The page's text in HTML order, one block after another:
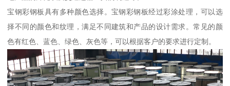
宝钢彩钢板具有多种颜色选择。宝钢彩钢板经过彩涂处理，可以选
择不同的颜色和纹理，满足不同建筑和产品的设计需求。常见的颜
色有红色、蓝色、绿色、灰色等，可以根据客户的要求进行定制。